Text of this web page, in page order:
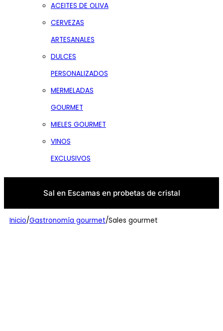
ACEITES DE OLIVA
CERVEZAS
ARTESANALES
DULCES
PERSONALIZADOS
MERMELADAS
GOURMET
MIELES GOURMET
VINOS
EXCLUSIVOS
Sal en Escamas en probetas de cristal
Inicio/Gastronomía gourmet/Sales gourmet